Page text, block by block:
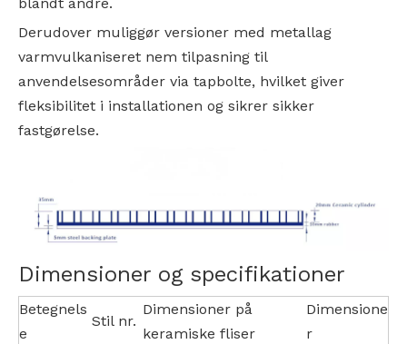
Derudover muliggør versioner med metallag
varmvulkaniseret nem tilpasning til
anvendelsesområder via tapbolte, hvilket giver
fleksibilitet i installationen og sikrer sikker
fastgørelse.
Dimensioner og specifikationer
Betegnels
e
Stil nr.
Dimensioner på
keramiske fliser
Dimensione
r